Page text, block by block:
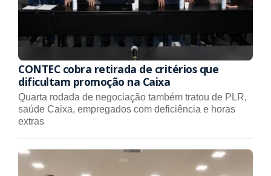
CONTEC cobra retirada de critérios que
dificultam promoção na Caixa
Quarta rodada de negociação também tratou de PLR,
saúde Caixa, empregados com deficiência e horas
extras